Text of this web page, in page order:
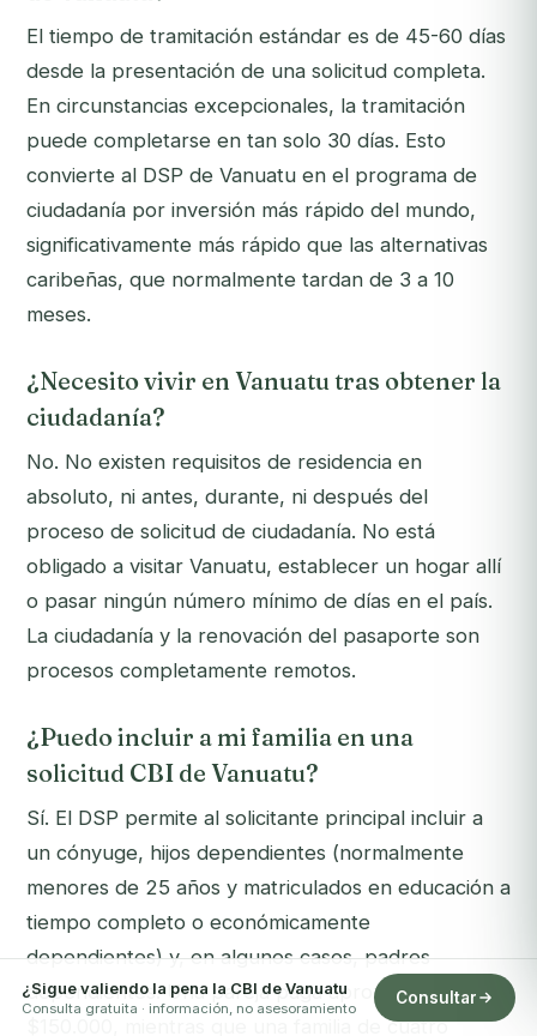
El tiempo de tramitación estándar es de 45-60 días
desde la presentación de una solicitud completa.
En circunstancias excepcionales, la tramitación
puede completarse en tan solo 30 días. Esto
convierte al DSP de Vanuatu en el programa de
ciudadanía por inversión más rápido del mundo,
significativamente más rápido que las alternativas
caribeñas, que normalmente tardan de 3 a 10
meses.
¿Necesito vivir en Vanuatu tras obtener la
ciudadanía?
No. No existen requisitos de residencia en
absoluto, ni antes, durante, ni después del
proceso de solicitud de ciudadanía. No está
obligado a visitar Vanuatu, establecer un hogar allí
o pasar ningún número mínimo de días en el país.
La ciudadanía y la renovación del pasaporte son
procesos completamente remotos.
¿Puedo incluir a mi familia en una
solicitud CBI de Vanuatu?
Sí. El DSP permite al solicitante principal incluir a
un cónyuge, hijos dependientes (normalmente
menores de 25 años y matriculados en educación a
tiempo completo o económicamente
dependientes) y, en algunos casos, padres
dependientes. Una pareja paga aproximadamente
$150.000, mientras que una familia de cuatro
¿Sigue valiendo la pena la CBI de Vanuatu
Consulta gratuita · información, no asesoramiento
Consultar